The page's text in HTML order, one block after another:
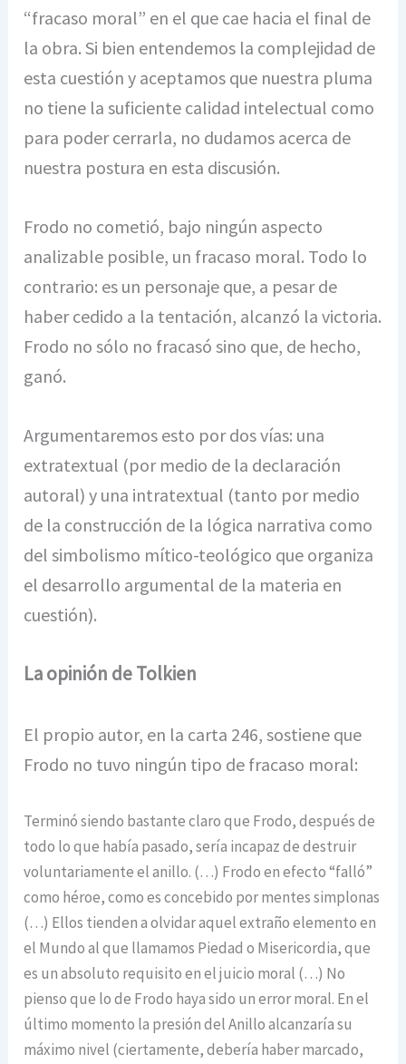
“fracaso moral” en el que cae hacia el final de
la obra. Si bien entendemos la complejidad de
esta cuestión y aceptamos que nuestra pluma
no tiene la suficiente calidad intelectual como
para poder cerrarla, no dudamos acerca de
nuestra postura en esta discusión.
Frodo no cometió, bajo ningún aspecto
analizable posible, un fracaso moral. Todo lo
contrario: es un personaje que, a pesar de
haber cedido a la tentación, alcanzó la victoria.
Frodo no sólo no fracasó sino que, de hecho,
ganó.
Argumentaremos esto por dos vías: una
extratextual (por medio de la declaración
autoral) y una intratextual (tanto por medio
de la construcción de la lógica narrativa como
del simbolismo mítico-teológico que organiza
el desarrollo argumental de la materia en
cuestión).
La opinión de Tolkien
El propio autor, en la carta 246, sostiene que
Frodo no tuvo ningún tipo de fracaso moral:
Terminó siendo bastante claro que Frodo, después de
todo lo que había pasado, sería incapaz de destruir
voluntariamente el anillo. (…) Frodo en efecto “falló”
como héroe, como es concebido por mentes simplonas
(…) Ellos tienden a olvidar aquel extraño elemento en
el Mundo al que llamamos Piedad o Misericordia, que
es un absoluto requisito en el juicio moral (…) No
pienso que lo de Frodo haya sido un error moral. En el
último momento la presión del Anillo alcanzaría su
máximo nivel (ciertamente, debería haber marcado,